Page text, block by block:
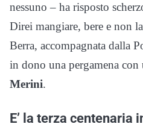
nessuno – ha risposto
Direi mangiare, bere e non
Berra, accompagnata dalla
in dono una pergamena con
Merini.
E’ la terza centenaria